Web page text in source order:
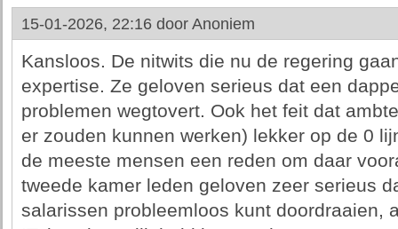
15-01-2026, 22:16 door Anoniem
Kansloos. De nitwits die nu de regering
expertise. Ze geloven serieus dat een
problemen wegtovert. Ook het feit dat
er zouden kunnen werken) lekker op de 0
de meeste mensen een reden om daar
tweede kamer leden geloven zeer serieus
salarissen probleemloos kunt doordraaien,